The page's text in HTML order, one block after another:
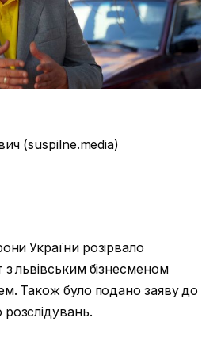
(suspilne.media)
України розірвало
з львівським бізнесменом
Також було подано заяву до